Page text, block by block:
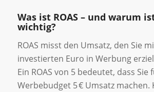
Was ist ROAS – und warum
wichtig?
ROAS misst den Umsatz, den Sie
investierten Euro in Werbung
Ein ROAS von 5 bedeutet, dass Sie
Werbebudget 5 € Umsatz machen.